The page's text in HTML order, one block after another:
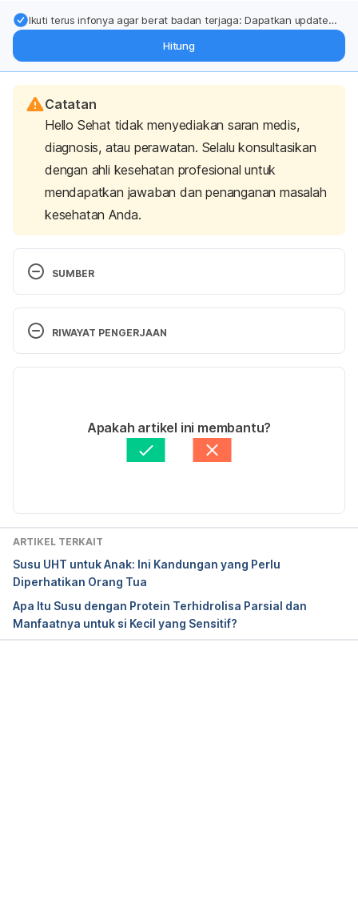
Ikuti terus infonya agar berat badan terjaga: Dapatkan update
Hitung
Catatan
Hello Sehat tidak menyediakan saran medis,
diagnosis, atau perawatan. Selalu konsultasikan
dengan ahli kesehatan profesional untuk
mendapatkan jawaban dan penanganan masalah
kesehatan Anda.
SUMBER
Healthline. (2016). Calorie vs. Carb Counting: Pros
and Cons. [online] Available at:
http://www.healthline.com/health/calorie-vs-carb-
Calorie Counting. [online] Available at:
http://www.livestrong.com/article/72387-low-carb-
diet-vs.-calorie/  [Accessed 27 Apr. 2017].
RIWAYAT PENGERJAAN
Ditulis oleh Nimas Mita Etika M
Ditinjau secara medis oleh
dr. Tania Savitri
Diperbarui oleh: Aprinda Puji
Apakah artikel ini membantu?
ARTIKEL TERKAIT
Susu UHT untuk Anak: Ini Kandungan yang Perlu
Diperhatikan Orang Tua
Apa Itu Susu dengan Protein Terhidrolisa Parsial dan
Manfaatnya untuk si Kecil yang Sensitif?